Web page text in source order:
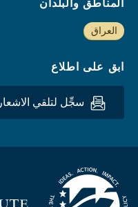
العراق
ابق على اطلاع
سجِّل لتلقي